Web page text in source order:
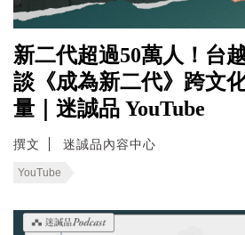
新二代超過50萬人！台
談《成為新二代》跨文
量｜迷誠品 YouTube
撰文 迷誠品內容中心
YouTube